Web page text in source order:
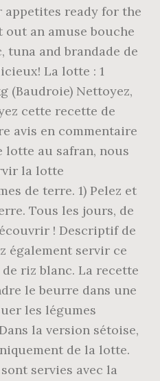
appetites ready for the
an amuse bouche
and brandade de
La lotte : 1
(Baudroie) Nettoyez,
cette recette de
avis en commentaire
lotte au safran, nous
la lotte
de terre. 1) Pelez et
Tous les jours, de
! Descriptif de
également servir ce
riz blanc. La recette
le beurre dans une
les légumes
la version sétoise,
de la lotte.
servies avec la